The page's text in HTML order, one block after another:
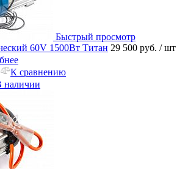
Быстрый просмотр
60V 1500Вт Титан 29 500 руб. / шт
К сравнению
наличии